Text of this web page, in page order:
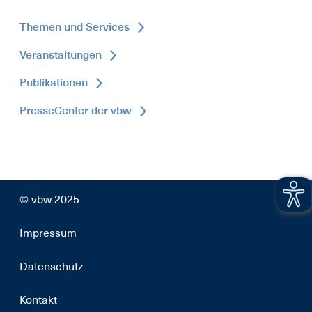
Themen und Services
Veranstaltungen
Publikationen
PresseCenter der vbw
© vbw 2025
Impressum
Datenschutz
Kontakt